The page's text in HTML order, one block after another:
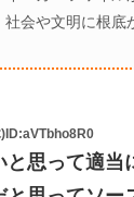
会や文明に根底
ID:aVTbho8R0
と思って適当